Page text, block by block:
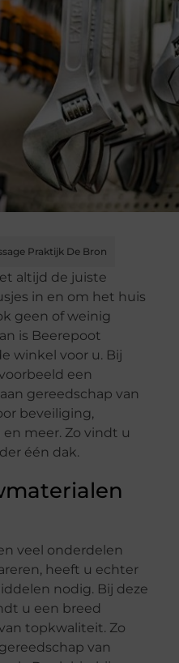
Praktijk De Bron
altijd de juiste
in en om het huis
geen of weinig
is Beerepoot
winkel voor u. Bij
een
gereedschap van
beveiliging,
meer. Zo vindt u
één dak.
veel onderdelen
heeft u echter
nodig. Bij deze
u een breed
topkwaliteit. Zo
van